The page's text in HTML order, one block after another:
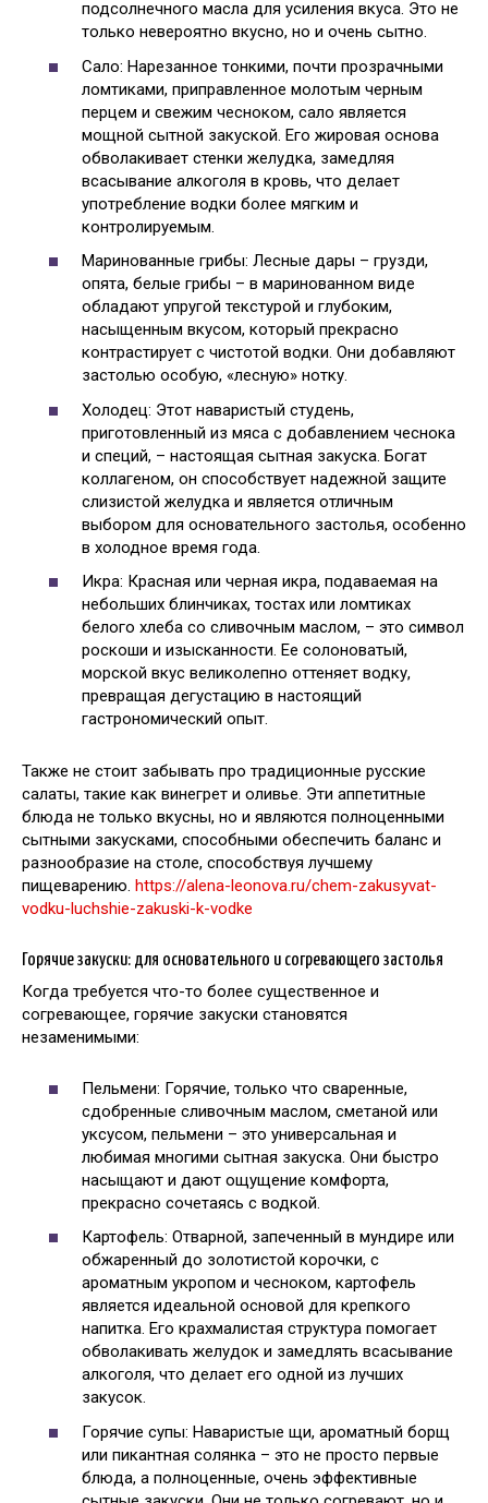
подсолнечного масла для усиления вкуса. Это не
только невероятно вкусно, но и очень сытно.
Сало: Нарезанное тонкими, почти прозрачными
ломтиками, приправленное молотым черным
перцем и свежим чесноком, сало является
мощной сытной закуской. Его жировая основа
обволакивает стенки желудка, замедляя
всасывание алкоголя в кровь, что делает
употребление водки более мягким и
контролируемым.
Маринованные грибы: Лесные дары – грузди,
опята, белые грибы – в маринованном виде
обладают упругой текстурой и глубоким,
насыщенным вкусом, который прекрасно
контрастирует с чистотой водки. Они добавляют
застолью особую, «лесную» нотку.
Холодец: Этот наваристый студень,
приготовленный из мяса с добавлением чеснока
и специй, – настоящая сытная закуска. Богат
коллагеном, он способствует надежной защите
слизистой желудка и является отличным
выбором для основательного застолья, особенно
в холодное время года.
Икра: Красная или черная икра, подаваемая на
небольших блинчиках, тостах или ломтиках
белого хлеба со сливочным маслом, – это символ
роскоши и изысканности. Ее солоноватый,
морской вкус великолепно оттеняет водку,
превращая дегустацию в настоящий
гастрономический опыт.
Также не стоит забывать про традиционные русские
салаты, такие как винегрет и оливье. Эти аппетитные
блюда не только вкусны, но и являются полноценными
сытными закусками, способными обеспечить баланс и
разнообразие на столе, способствуя лучшему
пищеварению. https://alena-leonova.ru/chem-zakusyvat-
vodku-luchshie-zakuski-k-vodke
Горячие закуски: для основательного и согревающего застолья
Когда требуется что-то более существенное и
согревающее, горячие закуски становятся
незаменимыми:
Пельмени: Горячие, только что сваренные,
сдобренные сливочным маслом, сметаной или
уксусом, пельмени – это универсальная и
любимая многими сытная закуска. Они быстро
насыщают и дают ощущение комфорта,
прекрасно сочетаясь с водкой.
Картофель: Отварной, запеченный в мундире или
обжаренный до золотистой корочки, с
ароматным укропом и чесноком, картофель
является идеальной основой для крепкого
напитка. Его крахмалистая структура помогает
обволакивать желудок и замедлять всасывание
алкоголя, что делает его одной из лучших
закусок.
Горячие супы: Наваристые щи, ароматный борщ
или пикантная солянка – это не просто первые
блюда, а полноценные, очень эффективные